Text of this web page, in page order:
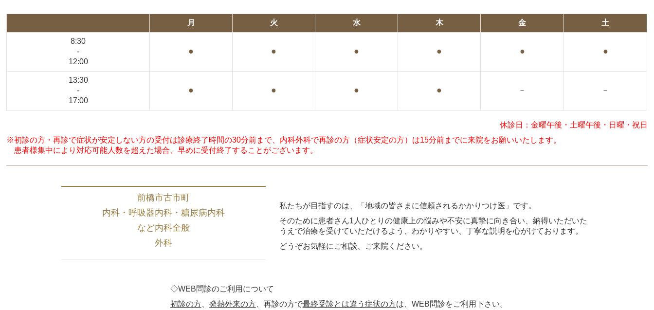
月 火 水 木 金 土
8:30
-
12:00
● ● ● ● ● ●
13:30
-
17:00
● ● ● ● － －
休診日： 金曜午後・土曜午後・日曜・祝日
※初診の方・再診で症状が安定しない方の受付は診療終了時間の30分前まで、内科外科で再診の方（症状安定の方）は15分前までに来院をお願いいたします。
患者様集中により対応可能人数を超えた場合、早めに受付終了することがございます。
前橋市古市町
内科・呼吸器内科・糖尿病内科
など内科全般
外科
私たちが目指すのは、「地域の皆さまに信頼されるかかりつけ医」です。
そのために患者さん1人ひとりの健康上の悩みや不安に真摯に向き合い、納得いただいた
うえで治療を受けていただけるよう、わかりやすい、丁寧な説明を心がけております。
どうぞお気軽にご相談、ご来院ください。
◇WEB問診のご利用について
初診の方、 発熱外来の方、再診の方で最終受診とは違う症状の方は、WEB問診をご利用下さい。